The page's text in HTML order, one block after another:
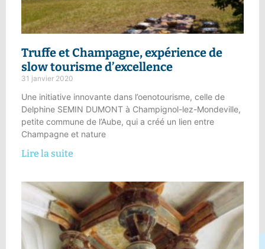
Truffe et Champagne, expérience de
slow tourisme d’excellence
31 janvier 2020
Une initiative innovante dans l’oenotourisme, celle de
Delphine SEMIN DUMONT à Champignol-lez-Mondeville,
petite commune de l’Aube, qui a créé un lien entre
Champagne et nature
Lire la suite